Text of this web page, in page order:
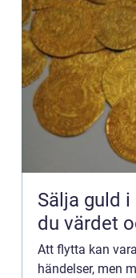
Sälja guld i malmö
du värdet
Att flytta kan
händelser, men